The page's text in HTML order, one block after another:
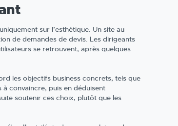
sur l’esthétique. Un site au
de demandes de devis. Les dirigeants
se retrouvent, après quelques
les objectifs business concrets, tels que
convaincre, puis en déduisent
soutenir ces choix, plutôt que les